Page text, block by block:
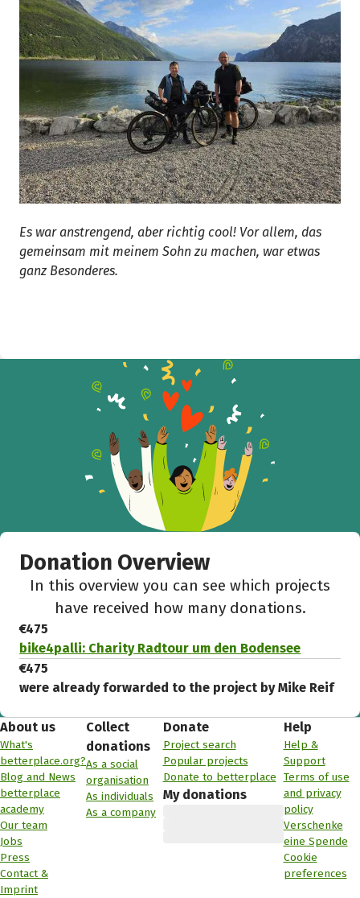
Es war anstrengend, aber richtig cool! Vor allem, das
gemeinsam mit meinem Sohn zu machen, war etwas
ganz Besonderes.
Donation Overview
In this overview you can see which projects
have received how many donations.
€475
bike4palli: Charity Radtour um den Bodensee
€475
were already forwarded to the project by Mike Reif
About us
What's
betterplace.org?
Blog and News
betterplace
academy
Our team
Jobs
Press
Contact &
Imprint
Collect
donations
As a social
organisation
As individuals
As a company
Donate
Project search
Popular projects
Donate to betterplace
My donations
Help
Help &
Support
Terms of use
and privacy
policy
Verschenke
eine Spende
Cookie
preferences